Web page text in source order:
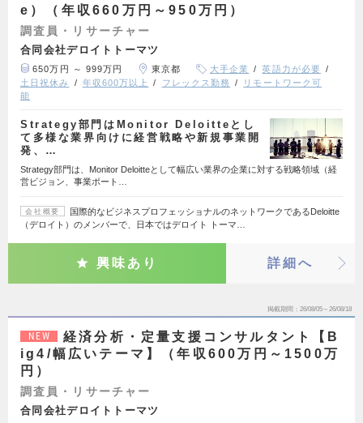
e）（年収660万円～950万円）
調査員・リサーチャー
合同会社デロイトトーマツ
650万円 ～ 999万円 東京都 大手企業
英語力が必要
土日祝休み
年収600万以上 フレックス勤務
リモートワーク可
能
Strategy部門はMonitor Deloitteとし
て多様な業界向けに経営戦略や新規事業開
発、…
Strategy部門は、Monitor Deloitteとして幅広い業界の企業に対する戦略領域（経
営ビジョン、事業ポート…
会社概要
国際的なビジネスプロフェッショナルのネットワークであるDeloitte
（デロイト）のメンバーで、日本ではデロイト トーマ…
興味あり 詳細へ
掲載期間 26/08/05～26/08/18
NEW
経済分析・定量支援コンサルタント【B
ig4/幅広いテーマ】（年収600万円～1500万
円）
調査員・リサーチャー
合同会社デロイトトーマツ